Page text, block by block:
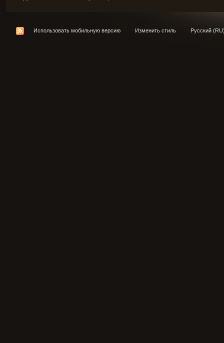
Использовать мобильную версию Изменить стиль Русский